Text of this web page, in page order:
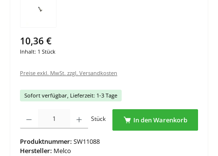
10,36 €
Inhalt: 1 Stück
Preise exkl. MwSt. zzgl. Versandkosten
Sofort verfügbar, Lieferzeit: 1-3 Tage
Stück In den Warenkorb
Produktnummer: SW11088
Hersteller: Melco